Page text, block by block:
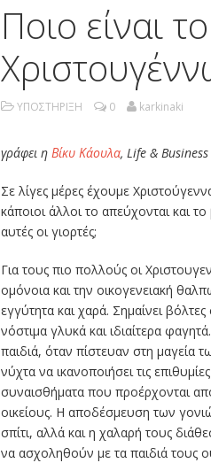
Ποιο είναι
ΥΠΟΣΤΗΡΙΞΗ 0 karkinaki
γράφει η Βίκυ Κάουλα, Life &
Σε λίγες μέρες έχουμε
κάποιοι άλλοι το απεύχονται και
αυτές οι γιορτές;
Για τους πιο πολλούς οι
ομόνοια και την οικογενειακή
εγγύτητα και χαρά. Σημαίνει
νόστιμα γλυκά και ιδιαίτερα
παιδιά, όταν πίστευαν στη μαγεία
νύχτα να ικανοποιήσει τις
συναισθήματα που προέρχονται
οικείους. Η αποδέσμευση των
σπίτι, αλλά και η χαλαρή τους
να ασχοληθούν με τα παιδιά τους